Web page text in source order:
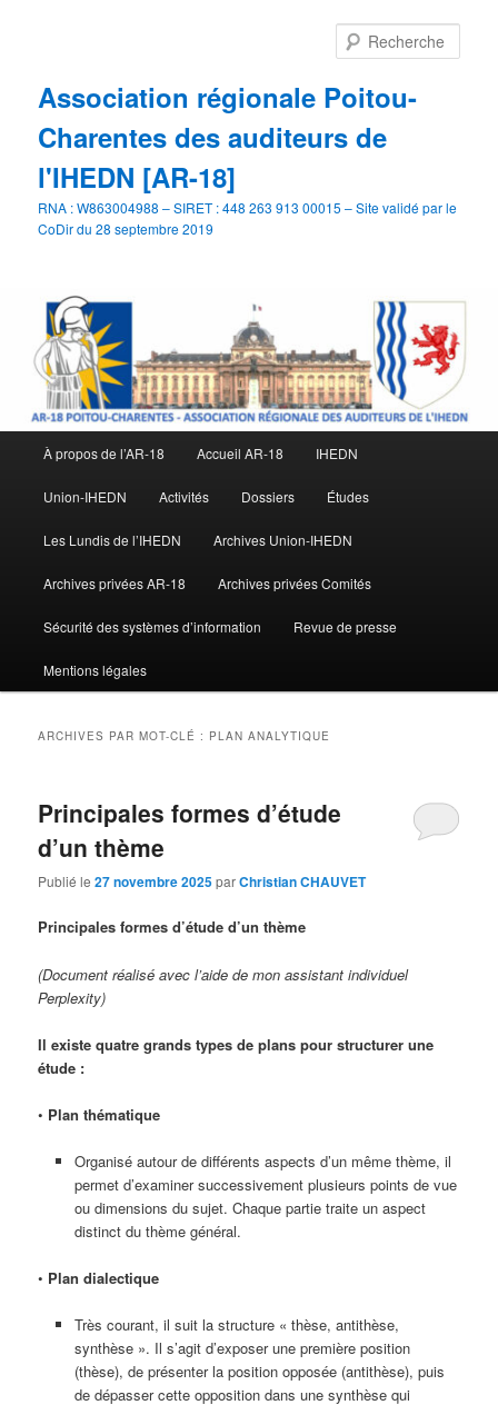
Association régionale Poitou-
Charentes des auditeurs de
l'IHEDN [AR-18]
RNA : W863004988 – SIRET : 448 263 913 00015 – Site validé par le
CoDir du 28 septembre 2019
principal
À propos de l’AR-18 Accueil AR-18 IHEDN
Union-IHEDN Activités Dossiers Études
Les Lundis de l’IHEDN Archives Union-IHEDN
Archives privées AR-18 Archives privées Comités
Sécurité des systèmes d’information Revue de presse
Mentions légales
ARCHIVES PAR MOT-CLÉ : PLAN ANALYTIQUE
Principales formes d’étude
d’un thème
Publié le27 novembre 2025parChristian CHAUVET
Principales formes d’étude d’un thème
(Document réalisé avec l’aide de mon assistant individuel
Perplexity)
Il existe quatre grands types de plans pour structurer une
étude :
• Plan thématique
Organisé autour de différents aspects d’un même thème, il
permet d’examiner successivement plusieurs points de vue
ou dimensions du sujet. Chaque partie traite un aspect
distinct du thème général.
• Plan dialectique
Très courant, il suit la structure « thèse, antithèse,
synthèse ». Il s’agit d’exposer une première position
(thèse), de présenter la position opposée (antithèse), puis
de dépasser cette opposition dans une synthèse qui